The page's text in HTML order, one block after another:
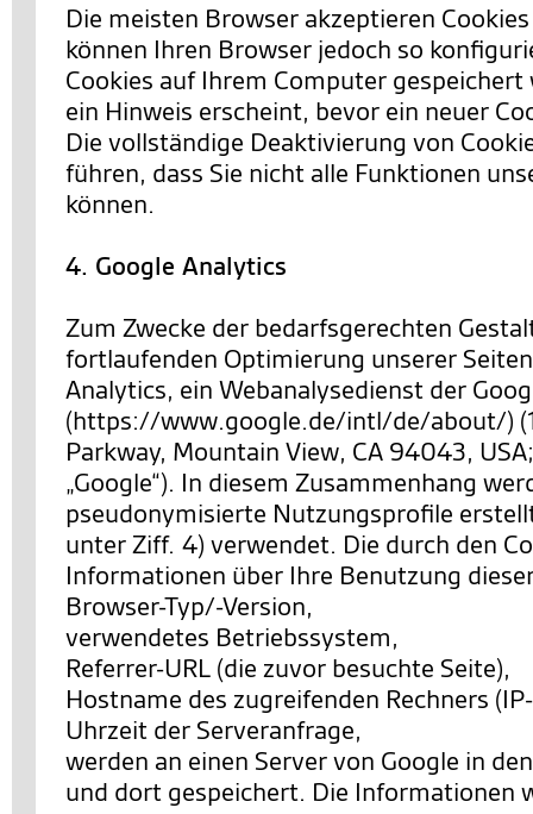
Die meisten Browser akzeptieren
können Ihren Browser jedoch so
Cookies auf Ihrem Computer
ein Hinweis erscheint, bevor ein neuer
Die vollständige Deaktivierung von
führen, dass Sie nicht alle Funktionen
können.
4. Google Analytics
Zum Zwecke der bedarfsgerechten
fortlaufenden Optimierung unserer
Analytics, ein Webanalysedienst der
(https://www.google.de/intl/de/about/)
Parkway, Mountain View, CA 94043,
„Google“). In diesem Zusammenhang
pseudonymisierte Nutzungsprofile
unter Ziff. 4) verwendet. Die durch den
Informationen über Ihre Benutzung
Browser-Typ/-Version,
verwendetes Betriebssystem,
Referrer-URL (die zuvor besuchte Seite),
Hostname des zugreifenden Rechners
Uhrzeit der Serveranfrage,
werden an einen Server von Google in
und dort gespeichert. Die Informationen